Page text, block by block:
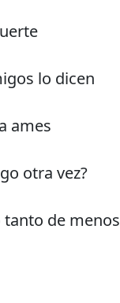
lo dicen
ames
otra vez?
tanto de menos